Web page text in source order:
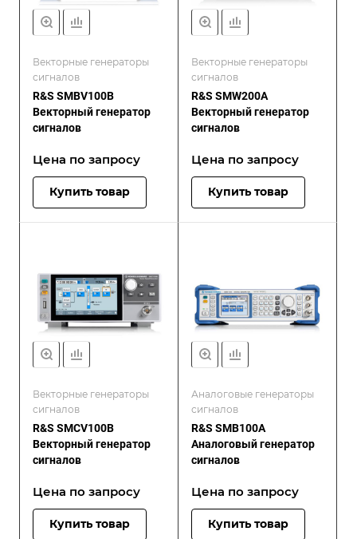
Векторные генераторы
сигналов
R&S SMBV100B
Векторный генератор
сигналов
Цена по запросу
Купить товар
Векторные генераторы
сигналов
R&S SMW200A
Векторный генератор
сигналов
Цена по запросу
Купить товар
Векторные генераторы
сигналов
R&S SMCV100B
Векторный генератор
сигналов
Цена по запросу
Купить товар
Аналоговые генераторы
сигналов
R&S SMB100A
Аналоговый генератор
сигналов
Цена по запросу
Купить товар